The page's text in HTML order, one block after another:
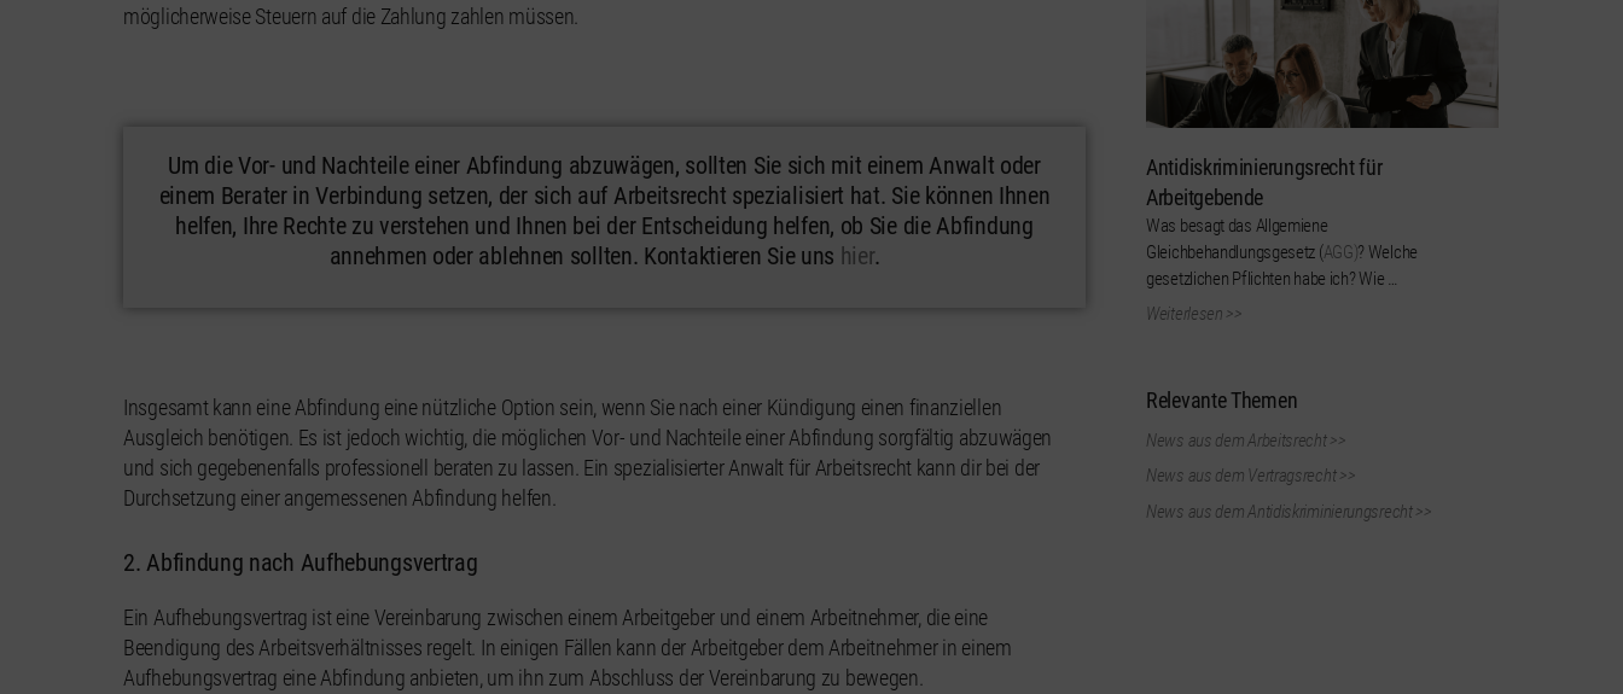
möglicherweise Steuern auf die Zahlung zahlen müssen.
Um die Vor- und Nachteile einer Abfindung abzuwägen, sollten Sie sich mit einem Anwalt oder
einem Berater in Verbindung setzen, der sich auf Arbeitsrecht spezialisiert hat. Sie können Ihnen
helfen, Ihre Rechte zu verstehen und Ihnen bei der Entscheidung helfen, ob Sie die Abfindung
annehmen oder ablehnen sollten. Kontaktieren Sie uns hier.
Insgesamt kann eine Abfindung eine nützliche Option sein, wenn Sie nach einer Kündigung einen finanziellen
Ausgleich benötigen. Es ist jedoch wichtig, die möglichen Vor- und Nachteile einer Abfindung sorgfältig abzuwägen
und sich gegebenenfalls professionell beraten zu lassen. Ein spezialisierter Anwalt für Arbeitsrecht kann dir bei der
Durchsetzung einer angemessenen Abfindung helfen.
2. Abfindung nach Aufhebungsvertrag
Ein Aufhebungsvertrag ist eine Vereinbarung zwischen einem Arbeitgeber und einem Arbeitnehmer, die eine
Beendigung des Arbeitsverhältnisses regelt. In einigen Fällen kann der Arbeitgeber dem Arbeitnehmer in einem
Aufhebungsvertrag eine Abfindung anbieten, um ihn zum Abschluss der Vereinbarung zu bewegen.
Antidiskriminierungsrecht für
Arbeitgebende
Was besagt das Allgemiene
Gleichbehandlungsgesetz (AGG)? Welche
gesetzlichen Pflichten habe ich? Wie …
Weiterlesen >>
Relevante Themen
News aus dem Arbeitsrecht >>
News aus dem Vertragsrecht >>
News aus dem Antidiskriminierungsrecht >>